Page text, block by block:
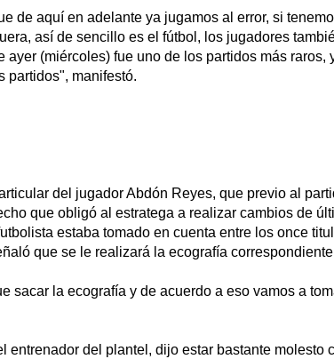
de aquí en adelante ya jugamos al error, si
así de sencillo es el fútbol, los jugadores
ayer (miércoles) fue uno de los partidos más
partidos", manifestó.
del jugador Abdón Reyes, que previo al
que obligó al estratega a realizar cambios de
estaba tomado en cuenta entre los once
que se le realizará la ecografía
sacar la ecografía y de acuerdo a eso vamos a
entrenador del plantel, dijo estar bastante molesto